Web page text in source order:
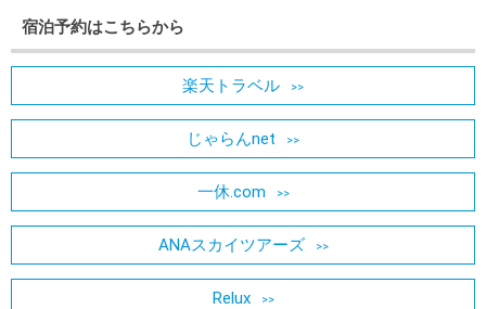
宿泊予約はこちらから
楽天トラベル
じゃらんnet
一休.com
ANAスカイツアーズ
Relux